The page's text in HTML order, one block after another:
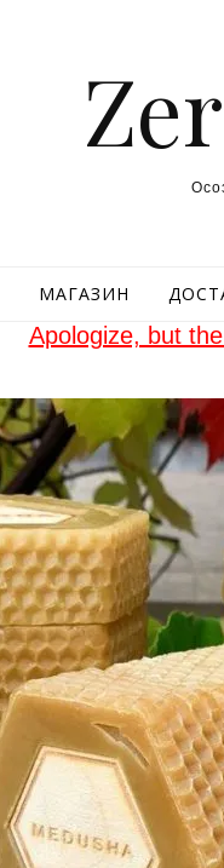
МАГАЗИН
Apologize, but